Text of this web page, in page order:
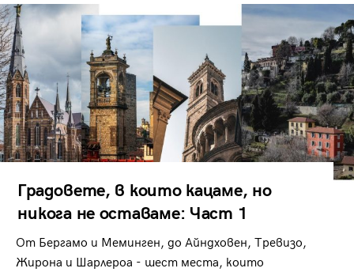
Градовете, в които кацаме, но
никога не оставаме: Част 1
От Бергамо и Меминген, до Айндховен, Тревизо,
Жирона и Шарлероа - шест места, които